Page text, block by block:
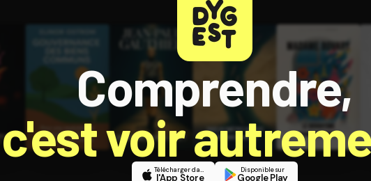
Comprendre,
c'est voir
Télécharger dans
l'App Store
Disponible sur
Google Play